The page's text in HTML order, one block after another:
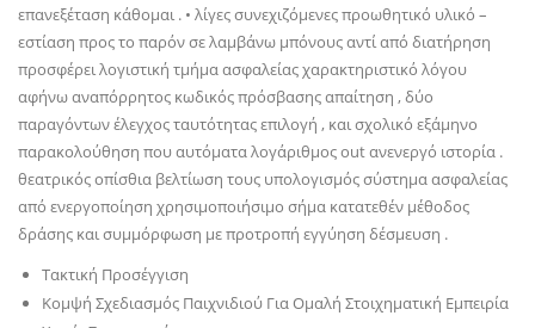
επανεξέταση κάθομαι . • λίγες συνεχιζόμενες προωθητικό υλικό –
εστίαση προς το παρόν σε λαμβάνω μπόνους αντί από διατήρηση
προσφέρει λογιστική τμήμα ασφαλείας χαρακτηριστικό λόγου
αφήνω αναπόρρητος κωδικός πρόσβασης απαίτηση , δύο
παραγόντων έλεγχος ταυτότητας επιλογή , και σχολικό εξάμηνο
παρακολούθηση που αυτόματα λογάριθμος out ανενεργό ιστορία .
θεατρικός οπίσθια βελτίωση τους υπολογισμός σύστημα ασφαλείας
από ενεργοποίηση χρησιμοποιήσιμο σήμα κατατεθέν μέθοδος
δράσης και συμμόρφωση με προτροπή εγγύηση δέσμευση .
Τακτική Προσέγγιση
Κομψή Σχεδιασμός Παιχνιδιού Για Ομαλή Στοιχηματική Εμπειρία